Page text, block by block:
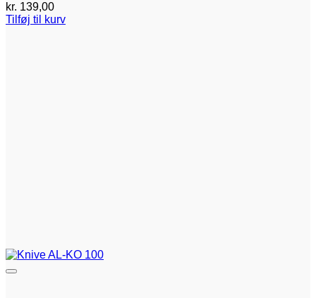
kr. 139,00
Tilføj til kurv